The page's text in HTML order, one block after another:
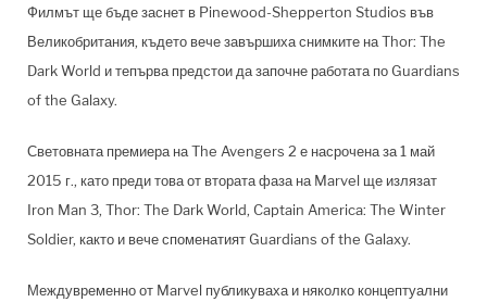
Филмът ще бъде заснет в Pinewood-Shepperton Studios във
Великобритания, където вече завършиха снимките на Thor: The
Dark World и тепърва предстои да започне работата по Guardians
of the Galaxy.
Световната премиера на The Avengers 2 е насрочена за 1 май
2015 г., като преди това от втората фаза на Marvel ще излязат
Iron Man 3, Thor: The Dark World, Captain America: The Winter
Soldier, както и вече споменатият Guardians of the Galaxy.
Междувременно от Marvel публикуваха и няколко концептуални